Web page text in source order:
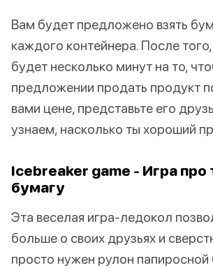
Вам будет предложено взять
каждого контейнера. После того,
будет несколько минут на то,
предложении продать продукт
вами цене, представьте его
узнаем, насколько ты хороший
Icebreaker game - Игра
бумагу
Эта веселая игра-ледокол
больше о своих друзьях и
просто нужен рулон папиросной